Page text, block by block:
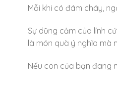
Mỗi khi có đám cháy,
Sự dũng cảm của lính
là món quà ý nghĩa mà
Nếu con của bạn đang